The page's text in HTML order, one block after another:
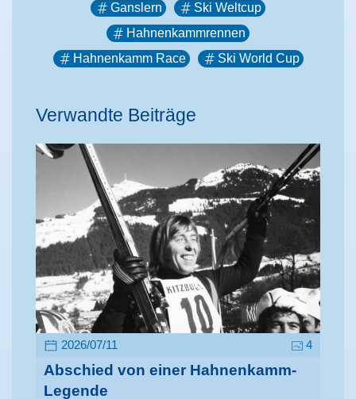
Ganslern
Ski Weltcup
Hahnenkammrennen
Hahnenkamm Race
Ski World Cup
Verwandte Beiträge
2026/07/11 4
Abschied von einer Hahnenkamm-
Legende